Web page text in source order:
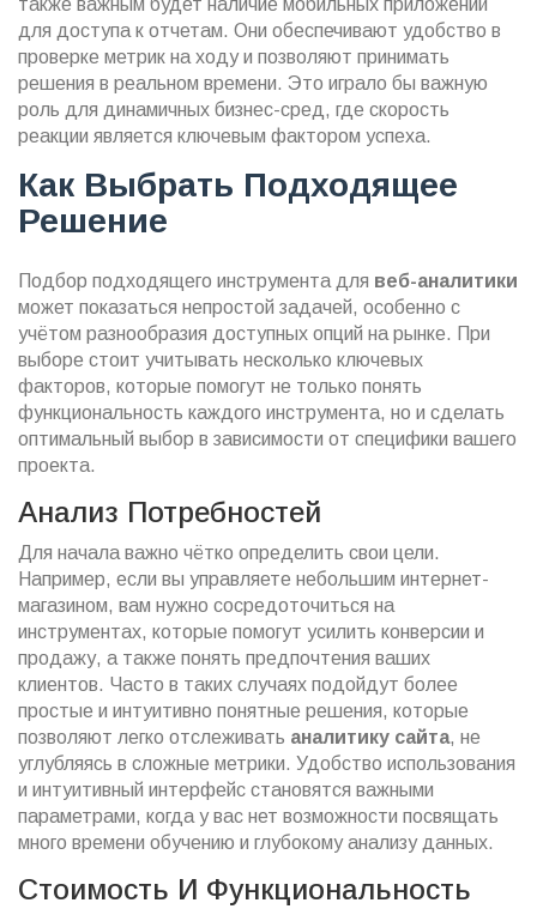
также важным будет наличие мобильных приложений
для доступа к отчетам. Они обеспечивают удобство в
проверке метрик на ходу и позволяют принимать
решения в реальном времени. Это играло бы важную
роль для динамичных бизнес-сред, где скорость
реакции является ключевым фактором успеха.
Как Выбрать Подходящее
Решение
Подбор подходящего инструмента для веб-аналитики
может показаться непростой задачей, особенно с
учётом разнообразия доступных опций на рынке. При
выборе стоит учитывать несколько ключевых
факторов, которые помогут не только понять
функциональность каждого инструмента, но и сделать
оптимальный выбор в зависимости от специфики вашего
проекта.
Анализ Потребностей
Для начала важно чётко определить свои цели.
Например, если вы управляете небольшим интернет-
магазином, вам нужно сосредоточиться на
инструментах, которые помогут усилить конверсии и
продажу, а также понять предпочтения ваших
клиентов. Часто в таких случаях подойдут более
простые и интуитивно понятные решения, которые
позволяют легко отслеживать аналитику сайта, не
углубляясь в сложные метрики. Удобство использования
и интуитивный интерфейс становятся важными
параметрами, когда у вас нет возможности посвящать
много времени обучению и глубокому анализу данных.
Стоимость И Функциональность